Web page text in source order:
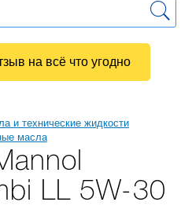
и технические жидкости
масла
LL 5W-30
на всё что угодно